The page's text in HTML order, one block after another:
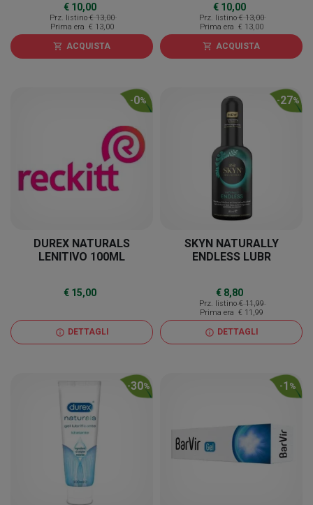
€ 10,00
Prz. listino € 13,00
Prima era € 13,00
shopping_cart ACQUISTA
€ 10,00
Prz. listino € 13,00
Prima era € 13,00
shopping_cart ACQUISTA
-0%
DUREX NATURALS
LENITIVO 100ML
€ 15,00
info DETTAGLI
-27%
SKYN NATURALLY
ENDLESS LUBR
€ 8,80
Prz. listino € 11,99
Prima era € 11,99
info DETTAGLI
-30% -1 %